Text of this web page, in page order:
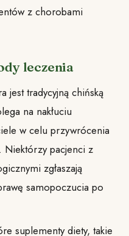
z chorobami
leczenia
jest tradycyjną chińską
na nakłuciu
w celu przywrócenia
Niektórzy pacjenci z
zgłaszają
samopoczucia po
suplementy diety, takie